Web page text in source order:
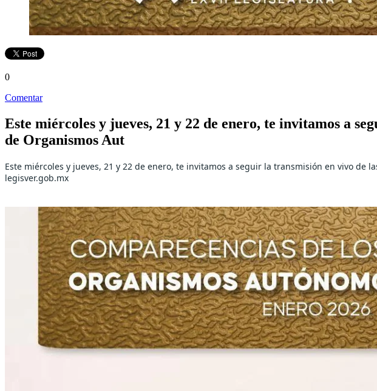
0
Comentar
Este miércoles y jueves, 21 y 22 de enero, te invitamos a
de Organismos Aut
Este miércoles y jueves, 21 y 22 de enero, te invitamos a seguir la transmisión en vivo de
legisver.gob.mx